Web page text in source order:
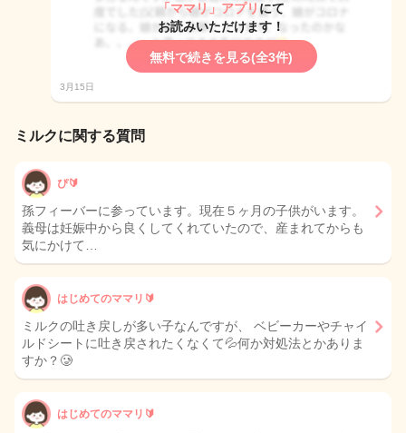
「ママリ」アプリ にて
お読みいただけます！
無料で続きを見る(全3件)
3月15日
ミルクに関する質問
ぴ🔰
孫フィーバーに参っています。現在５ヶ月の子供がいます。
義母は妊娠中から良くしてくれていたので、産まれてからも
気にかけて…
はじめてのママリ🔰
ミルクの吐き戻しが多い子なんですが、 ベビーカーやチャイ
ルドシートに吐き戻されたくなくて💦何か対処法とかありま
すか？🥲
はじめてのママリ🔰